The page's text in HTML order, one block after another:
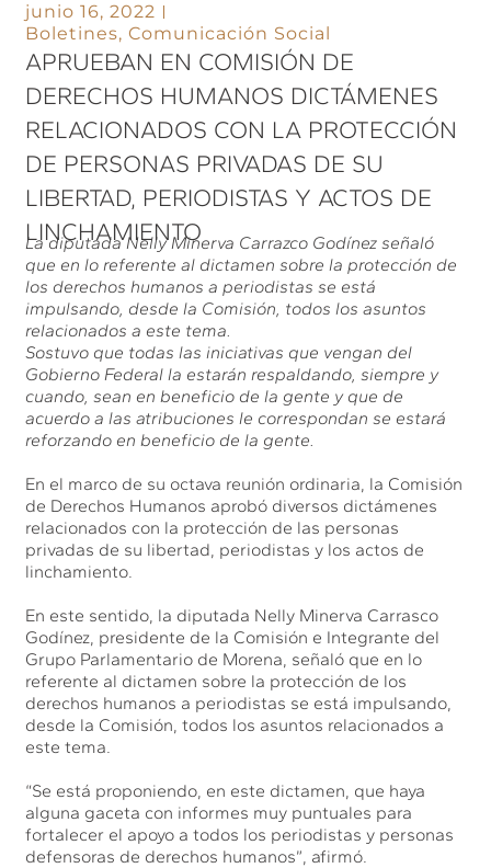
junio 16, 2022
Boletines,Comunicación Social
APRUEBAN EN COMISIÓN DE
DERECHOS HUMANOS DICTÁMENES
RELACIONADOS CON LA PROTECCIÓN
DE PERSONAS PRIVADAS DE SU
LIBERTAD, PERIODISTAS Y ACTOS DE
LINCHAMIENTO
La diputada Nelly Minerva Carrazco Godínez señaló
que en lo referente al dictamen sobre la protección de
los derechos humanos a periodistas se está
impulsando, desde la Comisión, todos los asuntos
relacionados a este tema.
Sostuvo que todas las iniciativas que vengan del
Gobierno Federal la estarán respaldando, siempre y
cuando, sean en beneficio de la gente y que de
acuerdo a las atribuciones le correspondan se estará
reforzando en beneficio de la gente.
En el marco de su octava reunión ordinaria, la Comisión
de Derechos Humanos aprobó diversos dictámenes
relacionados con la protección de las personas
privadas de su libertad, periodistas y los actos de
linchamiento.
En este sentido, la diputada Nelly Minerva Carrasco
Godínez, presidente de la Comisión e Integrante del
Grupo Parlamentario de Morena, señaló que en lo
referente al dictamen sobre la protección de los
derechos humanos a periodistas se está impulsando,
desde la Comisión, todos los asuntos relacionados a
este tema.
“Se está proponiendo, en este dictamen, que haya
alguna gaceta con informes muy puntuales para
fortalecer el apoyo a todos los periodistas y personas
defensoras de derechos humanos”, afirmó.